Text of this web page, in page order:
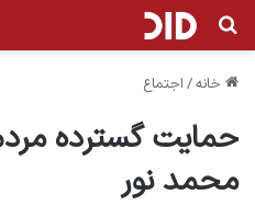
جستجو برای
خانه/ اجتماع
حمایت گسترده
محمد نور